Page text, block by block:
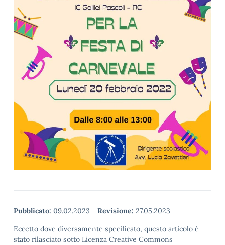
Pubblicato: 09.02.2023 - Revisione: 27.05.2023
Eccetto dove diversamente specificato, questo articolo è
stato rilasciato sotto Licenza Creative Commons